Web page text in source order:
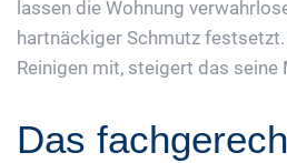
lassen die Wohnung
hartnäckiger Schmutz
Reinigen mit, steigert das seine
Das